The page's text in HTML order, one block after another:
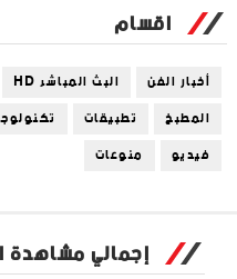
اقسام
أخبار الفن البث المباشر HD
المطبخ
تطبيقات
فيديو
منوعات
إجمالي مشاهدة